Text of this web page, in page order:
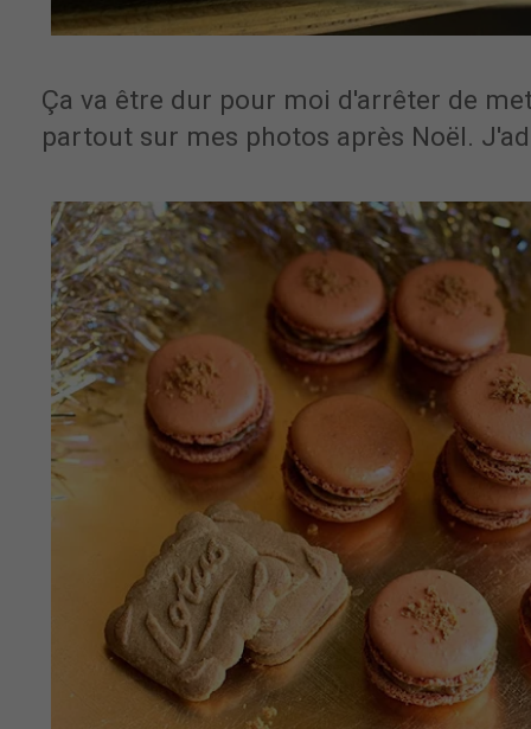
Ça va être dur pour moi d'arrêter de
partout sur mes photos après Noël.